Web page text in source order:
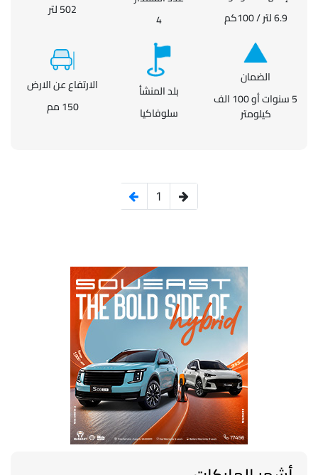
6.9 لتر / 100كم
4
502 لتر
الضمان
5 سنوات أو 100 الف
كيلومتر
بلد المنشأ
سلوفاكيا
الارتفاع عن الارض
150 مم
1